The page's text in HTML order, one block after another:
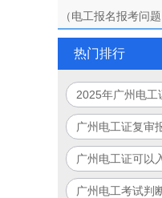
（电工报名报考问
热门排行
2025年广州电工
入口官网指南
广州电工证复审
里
广州电工证可以
广州电工考试判